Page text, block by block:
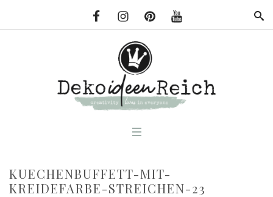
KUECHENBUFFETT-MIT-
KREIDEFARBE-STREICHEN-23